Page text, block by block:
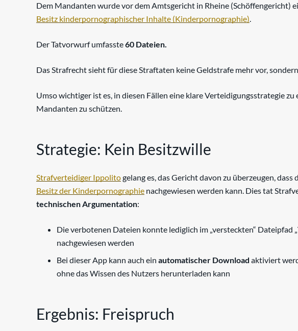
Dem Mandanten wurde vor dem Amtsgericht in Rheine (Schöffengericht)
Besitz kinderpornographischer Inhalte (Kinderpornographie).
Der Tatvorwurf umfasste60 Dateien.
Das Strafrecht sieht für diese Straftaten keine Geldstrafe mehr vor,
Umso wichtiger ist es, in diesen Fällen eine klare Verteidigungsstrategie
Mandanten zu schützen.
Strategie: Kein Besitzwille
Strafverteidiger Ippolitogelang es, das Gericht davon zu überzeugen, dass
Besitz der Kinderpornographie nachgewiesen werden kann. Dies tat
technischen Argumentation:
Die verbotenen Dateien konnte lediglich im „versteckten“ Dateipfad „
nachgewiesen werden
Bei dieser App kann auch ein automatischer Download aktiviert
ohne das Wissen des Nutzers herunterladen kann
Ergebnis: Freispruch